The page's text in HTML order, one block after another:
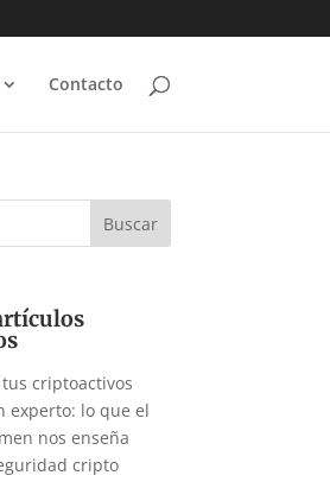
Contacto
tus criptoactivos
experto: lo que el
nos enseña
cripto